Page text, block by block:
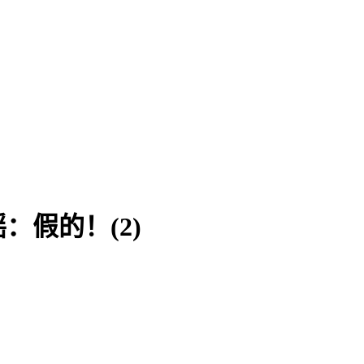
假的！(2)